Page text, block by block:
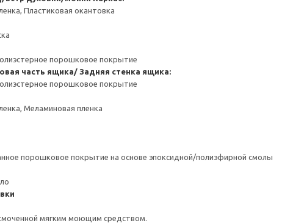
Пластиковая окантовка
порошковое покрытие
часть ящика/ Задняя стенка ящика:
порошковое покрытие
Меламиновая пленка
порошковое покрытие на основе эпоксидной/полиэфирной смолы
мягким моющим средством.